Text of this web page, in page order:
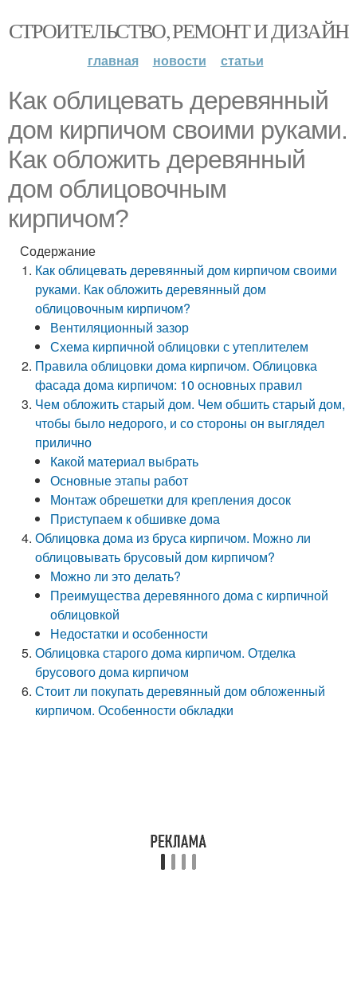
СТРОИТЕЛЬСТВО, РЕМОНТ И ДИЗАЙН
главная новости статьи
Как облицевать деревянный
дом кирпичом своими руками.
Как обложить деревянный
дом облицовочным
кирпичом?
Содержание
Как облицевать деревянный дом кирпичом своими
руками. Как обложить деревянный дом
облицовочным кирпичом?
Вентиляционный зазор
Схема кирпичной облицовки с утеплителем
Правила облицовки дома кирпичом. Облицовка
фасада дома кирпичом: 10 основных правил
Чем обложить старый дом. Чем обшить старый дом,
чтобы было недорого, и со стороны он выглядел
прилично
Какой материал выбрать
Основные этапы работ
Монтаж обрешетки для крепления досок
Приступаем к обшивке дома
Облицовка дома из бруса кирпичом. Можно ли
облицовывать брусовый дом кирпичом?
Можно ли это делать?
Преимущества деревянного дома с кирпичной
облицовкой
Недостатки и особенности
Облицовка старого дома кирпичом. Отделка
брусового дома кирпичом
Стоит ли покупать деревянный дом обложенный
кирпичом. Особенности обкладки